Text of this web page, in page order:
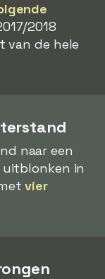
2018
van de hele
naar een
in
vier